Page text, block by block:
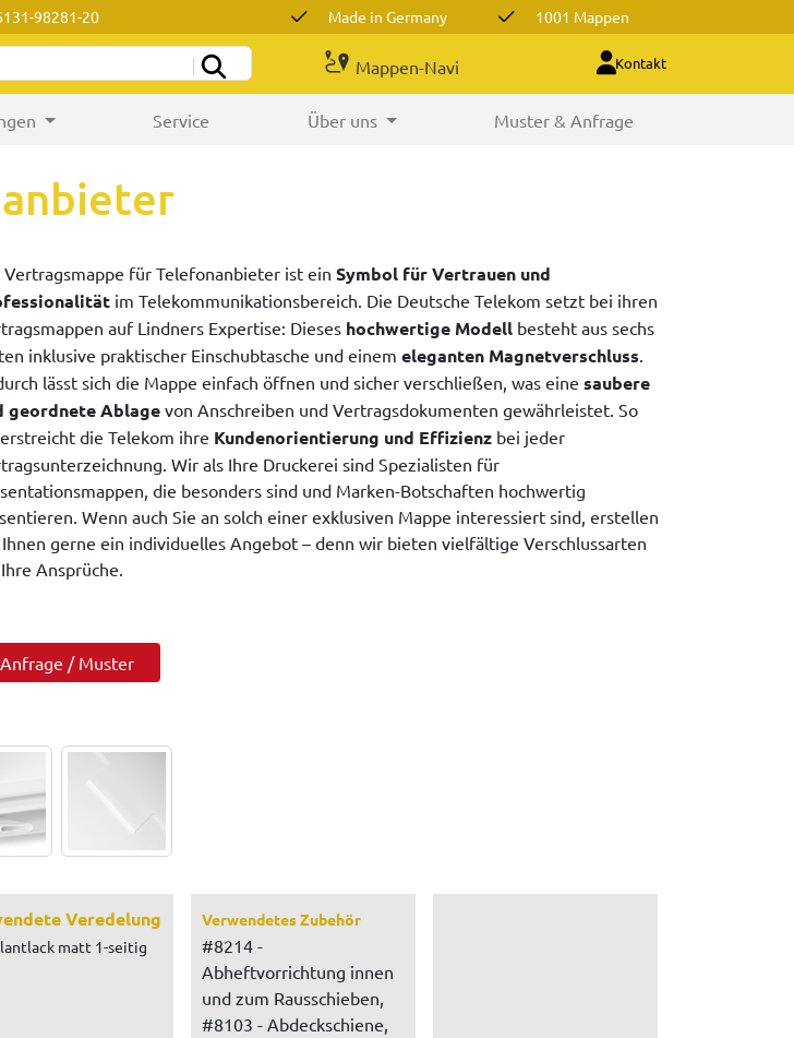
98281-20 Made in Germany 1001 Mappen
Mappen-Navi Kontakt
Service Über uns Muster & Anfrage
Vertragsmappe für Telefonanbieter ist ein Symbol für Vertrauen und
im Telekommunikationsbereich. Die Deutsche Telekom setzt bei ihren
auf Lindners Expertise: Dieses hochwertige Modell besteht aus sechs
inklusive praktischer Einschubtasche und einem eleganten Magnetverschluss.
lässt sich die Mappe einfach öffnen und sicher verschließen, was eine saubere
geordnete Ablage von Anschreiben und Vertragsdokumenten gewährleistet. So
die Telekom ihre Kundenorientierung und Effizienz bei jeder
Wir als Ihre Druckerei sind Spezialisten für
die besonders sind und Marken-Botschaften hochwertig
Wenn auch Sie an solch einer exklusiven Mappe interessiert sind, erstellen
gerne ein individuelles Angebot – denn wir bieten vielfältige Verschlussarten
Ansprüche.
Anfrage / Muster
Veredelung
matt 1-seitig
Verwendetes Zubehör
#8214 -
Abheftvorrichtung innen
und zum Rausschieben,
#8103 - Abdeckschiene,